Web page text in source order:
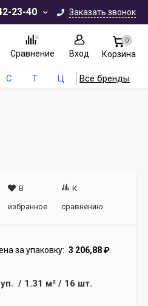
23-40 Заказать звонок
Сравнение Вход
0
Корзина
С Т Ц Все бренды
В
избранное
К
сравнению
за упаковку: 3 206,88₽
уп. / 1.31 м²/ 16 шт.